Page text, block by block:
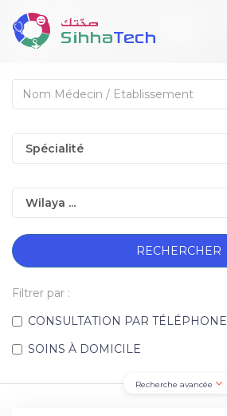
RECHERCHER
Filtrer par :
CONSULTATION PAR TÉLÉPHONE
SOINS À DOMICILE
Recherche avancée